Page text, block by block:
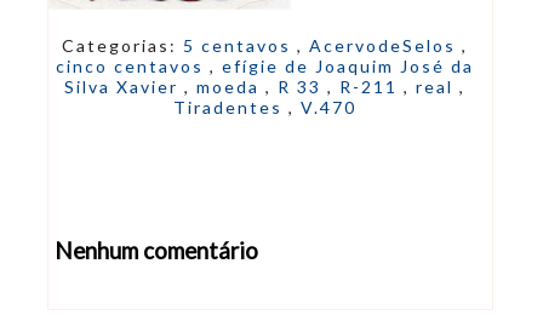
Categorias: 5 centavos , AcervodeSelos ,
cinco centavos , efígie de Joaquim José da
Silva Xavier , moeda , R 33 , R-211 , real ,
Tiradentes , V.470
Nenhum comentário